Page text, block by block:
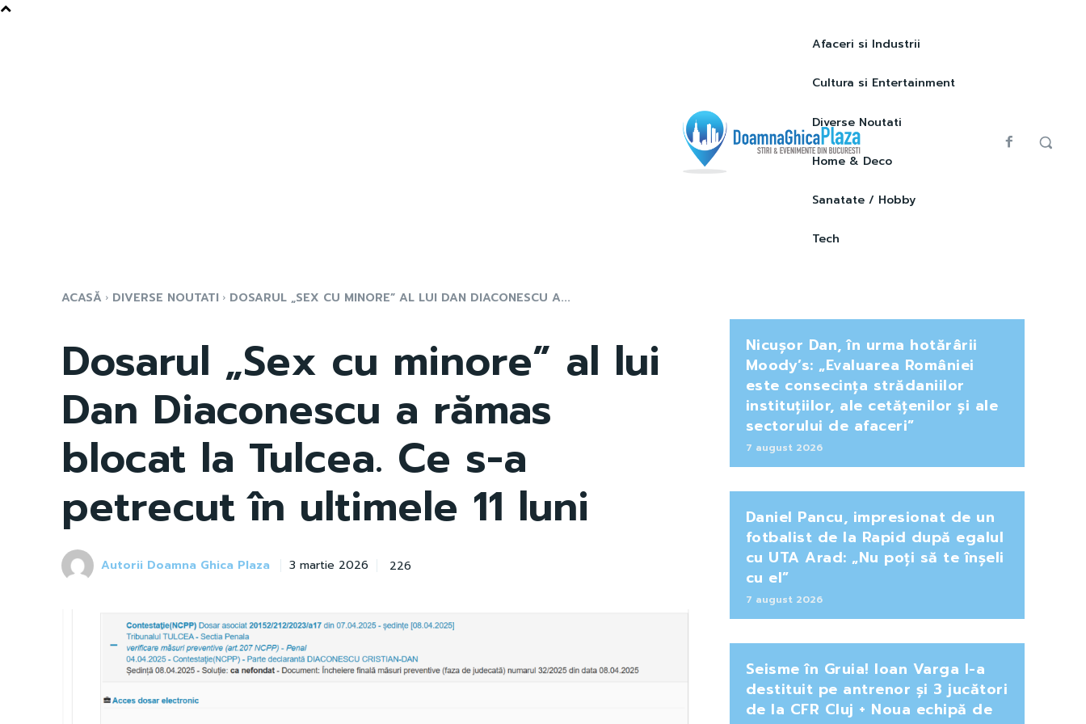
Afaceri si Industrii
Cultura si Entertainment
Diverse Noutati
Home & Deco
Sanatate / Hobby
Tech
ACASĂ DIVERSE NOUTATI DOSARUL „SEX CU MINORE” AL LUI DAN DIACONESCU A...
Dosarul „Sex cu minore” al lui
Dan Diaconescu a rămas
blocat la Tulcea. Ce s-a
petrecut în ultimele 11 luni
Autorii Doamna Ghica Plaza 3 martie 2026 226
Nicușor Dan, în urma hotărârii
Moody’s: „Evaluarea României
este consecința strădaniilor
instituțiilor, ale cetățenilor și ale
sectorului de afaceri”
7 august 2026
Daniel Pancu, impresionat de un
fotbalist de la Rapid după egalul
cu UTA Arad: „Nu poți să te înșeli
cu el”
7 august 2026
Seisme în Gruia! Ioan Varga l-a
destituit pe antrenor și 3 jucători
de la CFR Cluj + Noua echipă de